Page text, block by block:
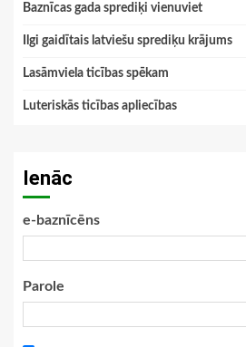
Baznīcas gada sprediķi vienuviet
Ilgi gaidītais latviešu sprediķu krājums
Lasāmviela ticības spēkam
Luteriskās ticības apliecības
Ienāc
e-baznīcēns
Parole